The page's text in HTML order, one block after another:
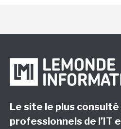
Le site le plus consulté
professionnels de l’IT